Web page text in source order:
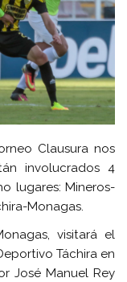
Clausura nos
involucrados 4
lugares: Mineros-
Monagas.
visitará el
Táchira en
José Manuel Rey